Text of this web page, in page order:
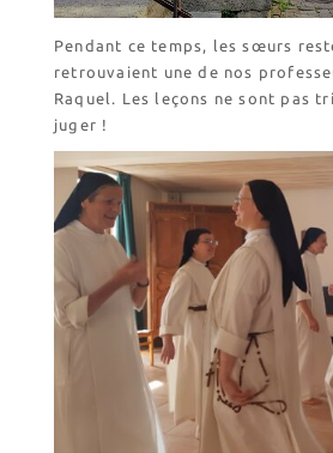
Pendant ce temps, les sœurs
retrouvaient une de nos
Raquel. Les leçons ne sont pas
juger !